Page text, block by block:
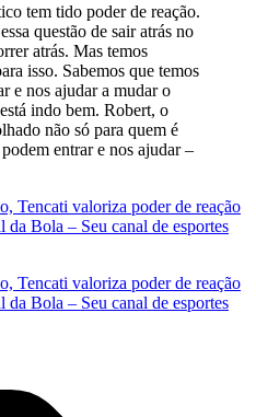
tem tido poder de reação.
questão de sair atrás no
atrás. Mas temos
isso. Sabemos que temos
e nos ajudar a mudar o
indo bem. Robert, o
não só para quem é
entrar e nos ajudar –
Tencati valoriza poder de reação
da Bola – Seu canal de esportes
Tencati valoriza poder de reação
da Bola – Seu canal de esportes